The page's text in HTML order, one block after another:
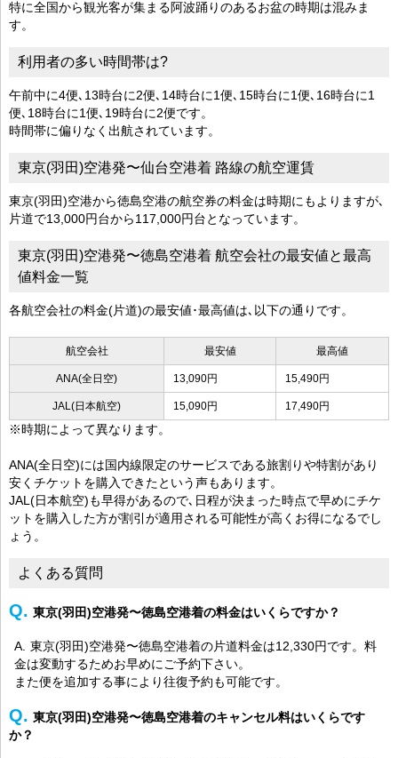
特に全国から観光客が集まる阿波踊りのあるお盆の時期は混みま
す。
利用者の多い時間帯は?
午前中に4便､13時台に2便､14時台に1便､15時台に1便､16時台に1
便､18時台に1便､19時台に2便です。
時間帯に偏りなく出航されています。
東京(羽田)空港発〜仙台空港着 路線の航空運賃
東京(羽田)空港から徳島空港の航空券の料金は時期にもよりますが､
片道で13,000円台から117,000円台となっています。
東京(羽田)空港発〜徳島空港着 航空会社の最安値と最高
値料金一覧
各航空会社の料金(片道)の最安値･最高値は､以下の通りです。
航空会社 最安値 最高値
ANA(全日空) 13,090円 15,490円
JAL(日本航空) 15,090円 17,490円
※時期によって異なります。
ANA(全日空)には国内線限定のサービスである旅割りや特割があり
安くチケットを購入できたという声もあります。
JAL(日本航空)も早得があるので､日程が決まった時点で早めにチケ
ットを購入した方が割引が適用される可能性が高くお得になるでし
ょう。
よくある質問
東京(羽田)空港発〜徳島空港着の料金はいくらですか？
東京(羽田)空港発〜徳島空港着の片道料金は12,330円です。料
金は変動するためお早めにご予約下さい。
また便を追加する事により往復予約も可能です。
東京(羽田)空港発〜徳島空港着のキャンセル料はいくらです
か？